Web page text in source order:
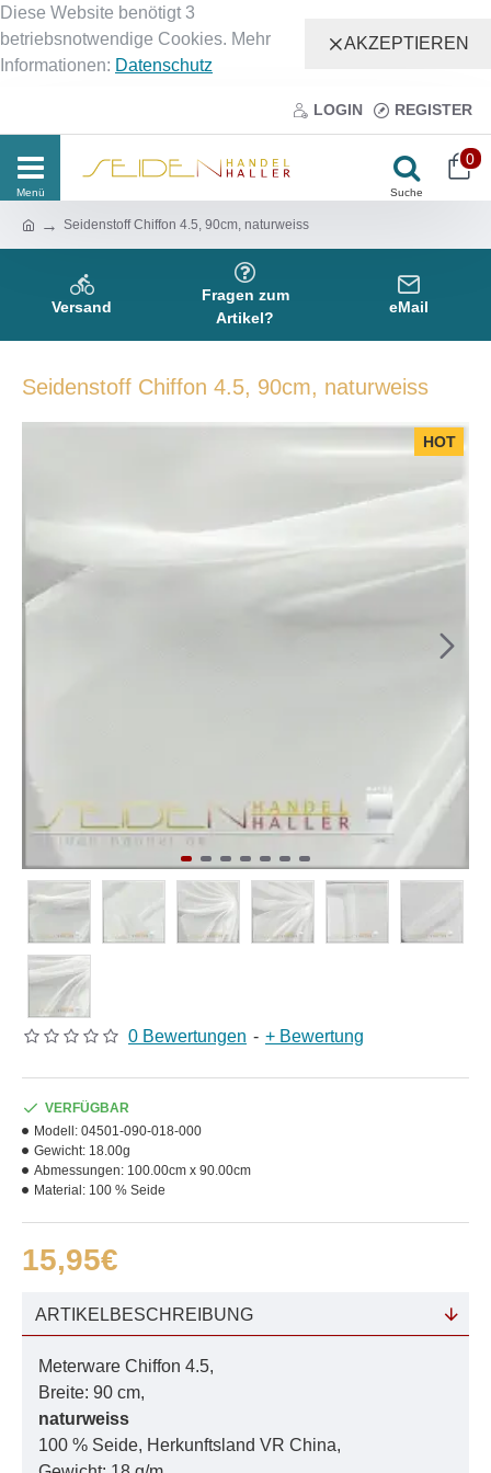
Diese Website benötigt 3
betriebsnotwendige Cookies. Mehr
Informationen: Datenschutz
AKZEPTIEREN
LOGIN REGISTER
0
Seidenstoff Chiffon 4.5, 90cm, naturweiss
Versand
Fragen zum
Artikel?
eMail
Seidenstoff Chiffon 4.5, 90cm, naturweiss
HOT
0 Bewertungen - + Bewertung
15,95€
VERFÜGBAR
Modell: 04501-090-018-000
Gewicht: 18.00g
Abmessungen: 100.00cm x 90.00cm
Material: 100 % Seide
ARTIKELBESCHREIBUNG
Meterware Chiffon 4.5,
Breite: 90 cm,
naturweiss
100 % Seide, Herkunftsland VR China,